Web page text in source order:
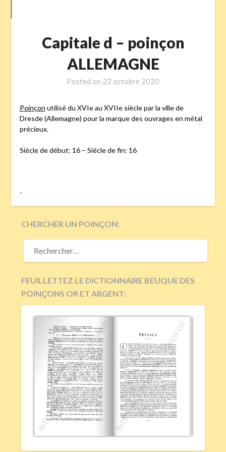
Capitale d – poinçon
ALLEMAGNE
Posted on 22 octobre 2020
Poinçon utilisé du XVIe au XVIIe siècle par la ville de
Dresde (Allemagne) pour la marque des ouvrages en métal
précieux.
Siécle de début: 16 – Siécle de fin: 16
-
CHERCHER UN POINÇON:
RECHERCHER :
FEUILLETTEZ LE DICTIONNAIRE BEUQUE DES
POINÇONS OR ET ARGENT: